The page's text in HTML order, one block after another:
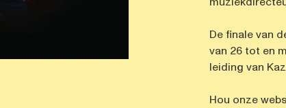
De finale van
van 26 tot en
leiding van
Hou onze